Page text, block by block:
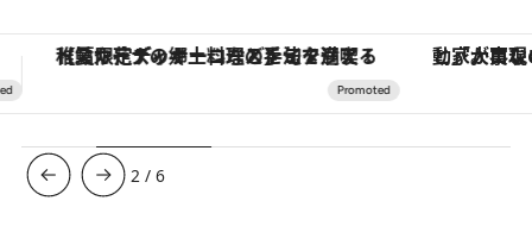
「大事なのは地域の意識を変えること」。ロレックス賞受賞の自然保護活動家が実現させたナイジェリアの自然環境の復活
3 /6